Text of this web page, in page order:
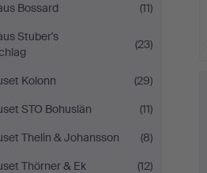
Bossard
(11)
Stuber's
(23)
Kolonn
(29)
STO Bohuslän
(11)
Thelin & Johansson
(8)
Thörner & Ek
(12)